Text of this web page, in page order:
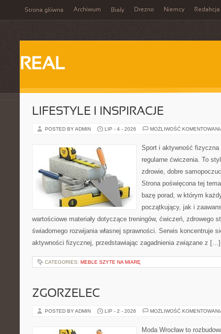
Strona główna Archiwum Biały Drezno Niemcy Redakcja
REAL
LIFESTYLE I INSPIRACJE
POSTED BY ADMIN LIP - 4 - 2026 MOŻLIWOŚĆ
Sport i aktywność
regularne ćwiczenia. To
zdrowie, dobre
Strona poświęcona tej
bazę porad, w którym
początkujący, jak i
wartościowe materiały dotyczące treningów, ćwiczeń, zdrowego
świadomego rozwijania własnej sprawności. Serwis koncentruje
aktywności fizycznej, przedstawiając zagadnienia związane z […]
CATEGORIES: MEBLE SZYTE NA MIARĘ
ZGORZELEC
POSTED BY ADMIN LIP - 2 - 2026 MOŻLIWOŚĆ
Moda Wrocław to